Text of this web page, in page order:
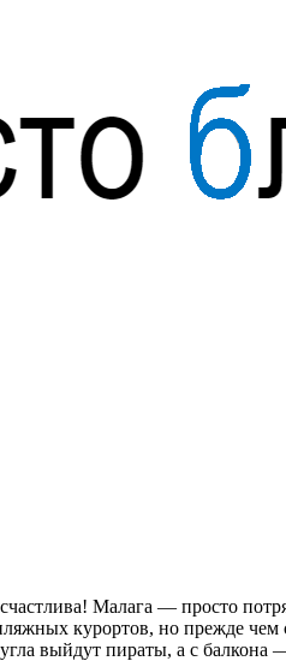
Малага — просто
курортов, но прежде чем
выйдут пираты, а с